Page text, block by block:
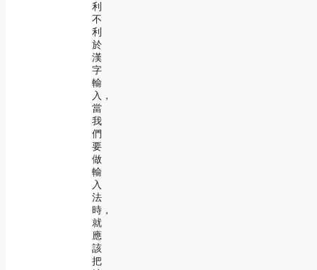
利
不
利
於
漢
字
輸
入，
當
我
們
要
做
輸
入
法
時，
就
應
該
把